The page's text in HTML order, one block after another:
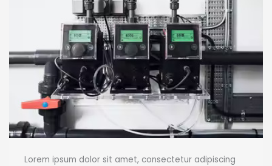
Lorem ipsum dolor sit amet, consectetur adipiscing